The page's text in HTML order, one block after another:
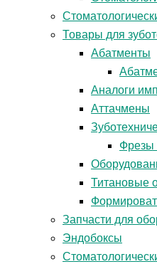
Товары для
Абатменты
Аналоги
Аттачмены
Фрезы
Титановые
Запчасти для
Эндобоксы